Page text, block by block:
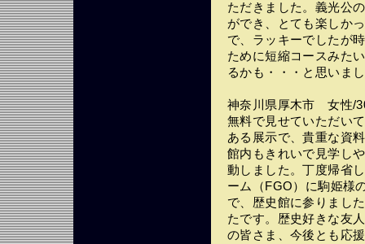
ただきました。義光公
ができ、とても楽しか
で、ラッキーでしたが
ために短縮コースみた
るかも・・・と思いま
神奈川県厚木市 女性/
無料で見せていただい
ある展示で、貴重な資
館内もきれいで見学し
動しました。丁度帰省
ーム（FGO）に駒姫様
で、歴史館に参りまし
たです。歴史好きな友
の皆さま、今後とも応